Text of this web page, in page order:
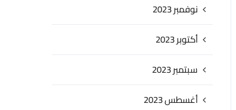
نوفمبر 2023
أكتوبر 2023
سبتمبر 2023
أغسطس 2023